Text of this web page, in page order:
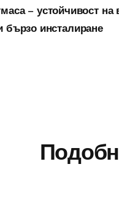
– устойчивост
бързо инсталиране